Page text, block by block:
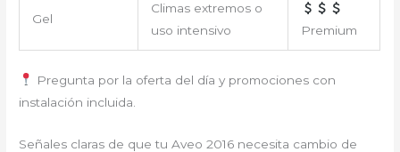
Gel
Climas extremos o
uso intensivo
Premium
Pregunta por la oferta del día y promociones con
instalación incluida.
Señales claras de que tu Aveo 2016 necesita cambio de